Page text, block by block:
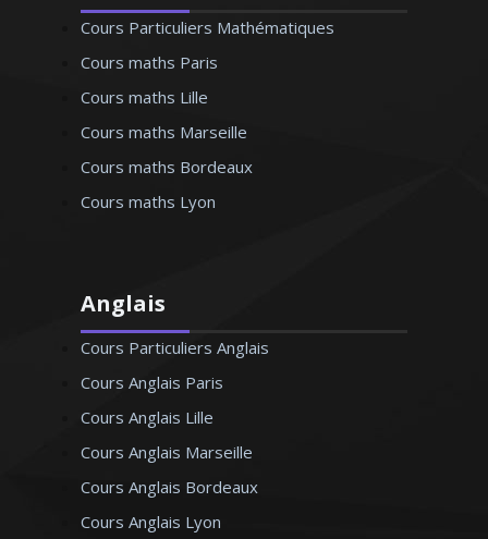
Cours Particuliers Mathématiques
Cours maths Paris
Cours maths Lille
Cours maths Marseille
Cours maths Bordeaux
Cours maths Lyon
Anglais
Cours Particuliers Anglais
Cours Anglais Paris
Cours Anglais Lille
Cours Anglais Marseille
Cours Anglais Bordeaux
Cours Anglais Lyon